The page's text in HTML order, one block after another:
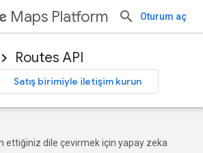
Maps Platform Oturum aç
Routes API
Satış birimiyle iletişim kurun
ettiğiniz dile çevirmek için yapay zeka